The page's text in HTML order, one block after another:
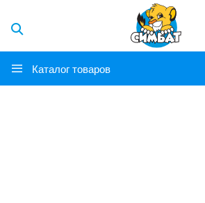
Каталог товаров